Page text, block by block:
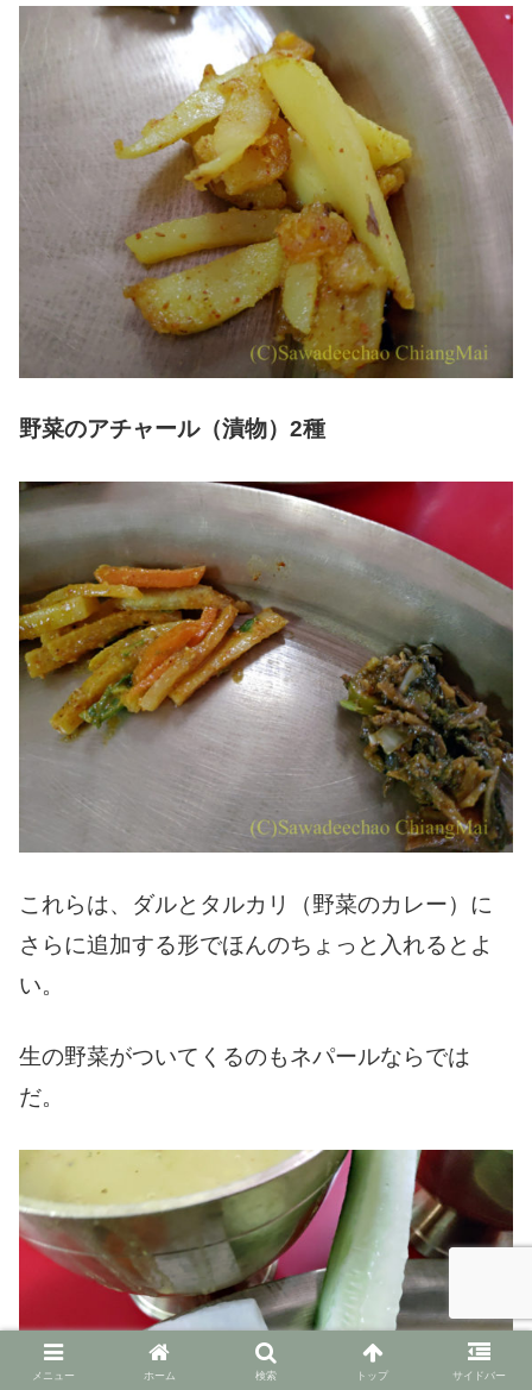
野菜のアチャール（漬物）2種
これらは、ダルとタルカリ（野菜のカレー）に
さらに追加する形でほんのちょっと入れるとよ
い。
生の野菜がついてくるのもネパールならでは
だ。
メニュー ホーム 検索 トップ サイドバー